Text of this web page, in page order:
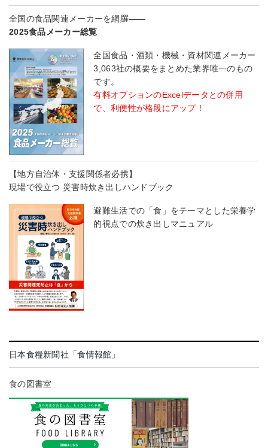
全国の食品関連メーカーを網羅――
2025食品メーカー総覧
全国食品・酒類・機械・資材関連メーカー
3,063社の概要をまとめた業界唯一のもの
です。
有料オプションのExcelデータとの併用
で、利便性が格段にアップ！
【地方自治体・支援関係者必携】
現場で役立つ 災害時炊き出しハンドブック
避難生活での「食」をテーマとした栄養学
的視点での炊き出しマニュアル
日本食糧新聞社「食情報館」
食の図書室